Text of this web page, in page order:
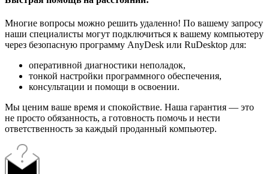
Многие вопросы можно решить удаленно! По вашему запросу
наши специалисты могут подключиться к вашему компьютеру
через безопасную программу AnyDesk или RuDesktop для:
оперативной диагностики неполадок,
тонкой настройки программного обеспечения,
консультации и помощи в освоении.
Мы ценим ваше время и спокойствие. Наша гарантия — это
не просто обязанность, а готовность помочь и нести
ответственность за каждый проданный компьютер.